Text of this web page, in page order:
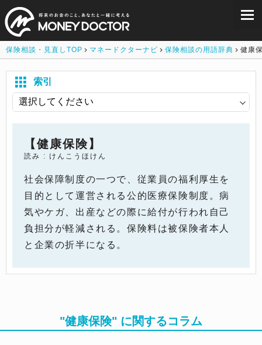
保険相談・見直しTOP マネードクターナビ 保険相談の用語辞典 健康
索引
【健康保険】
読み : けんこうほけん
社会保障制度の一つで、従業員の福利厚生を
目的として運営される公的医療保険制度。病
気やケガ、出産などの際に給付が行われ自己
負担分が軽減される。保険料は被保険者本人
と企業の折半になる。
"健康保険" に関するコラム